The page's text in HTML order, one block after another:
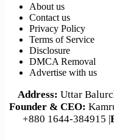
About us
Contact us
Privacy Policy
Terms of Service
Disclosure
DMCA Removal
Advertise with us
Address: Uttar
Founder & CEO:
+880 1644-384915 |